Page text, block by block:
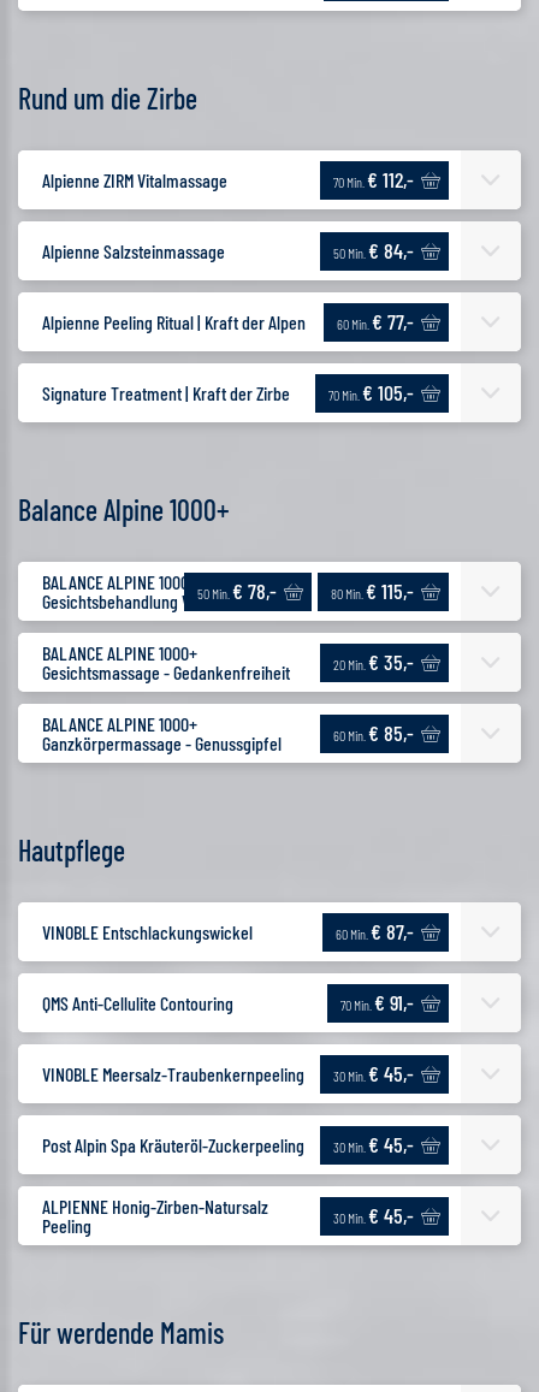
Rund um die Zirbe
Alpienne ZIRM Vitalmassage 70 Min. € 112,-
Alpienne Salzsteinmassage 50 Min. € 84,-
Alpienne Peeling Ritual | Kraft der Alpen 60 Min. € 77,-
Signature Treatment | Kraft der Zirbe 70 Min. € 105,-
Balance Alpine 1000+
BALANCE ALPINE 1000+
Gesichtsbehandlung Vitalkraft
50 Min. € 78,- 80 Min. € 115,-
BALANCE ALPINE 1000+
Gesichtsmassage - Gedankenfreiheit
20 Min. € 35,-
BALANCE ALPINE 1000+
Ganzkörpermassage - Genussgipfel
60 Min. € 85,-
Hautpflege
VINOBLE Entschlackungswickel 60 Min. € 87,-
QMS Anti-Cellulite Contouring 70 Min. € 91,-
VINOBLE Meersalz-Traubenkernpeeling 30 Min. € 45,-
Post Alpin Spa Kräuteröl-Zuckerpeeling 30 Min. € 45,-
ALPIENNE Honig-Zirben-Natursalz
Peeling
30 Min. € 45,-
Für werdende Mamis